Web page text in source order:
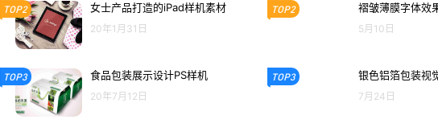
TOP2 女士产品打造的iPad样机素材
20年1月31日
TOP3 食品包装展示设计PS样机
20年7月12日
TOP2 褶皱薄膜字体效
5月10日
TOP3 银色铝箔包装视
7月24日